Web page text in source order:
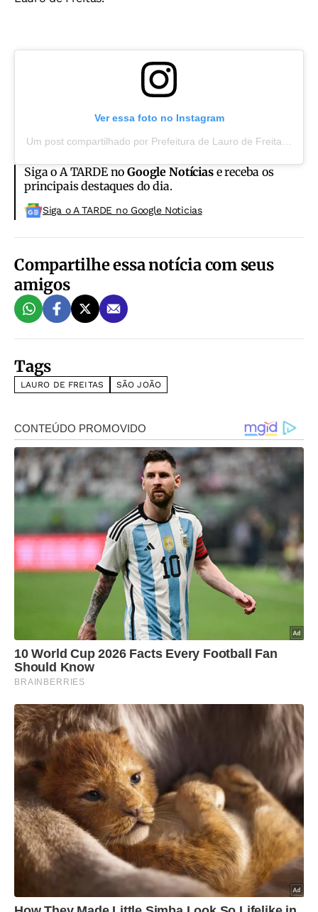
Ver essa foto no Instagram
Siga o A TARDE noGoogle Notíciase receba os
principais destaques do dia.
Siga o A TARDE no Google Noticias
Compartilhe essa notícia com seus
amigos
Tags
LAURO DE FREITAS SÃO JOÃO